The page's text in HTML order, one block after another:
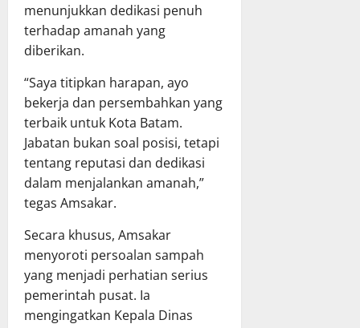
menunjukkan dedikasi penuh
terhadap amanah yang
diberikan.
“Saya titipkan harapan, ayo
bekerja dan persembahkan yang
terbaik untuk Kota Batam.
Jabatan bukan soal posisi, tetapi
tentang reputasi dan dedikasi
dalam menjalankan amanah,”
tegas Amsakar.
Secara khusus, Amsakar
menyoroti persoalan sampah
yang menjadi perhatian serius
pemerintah pusat. Ia
mengingatkan Kepala Dinas